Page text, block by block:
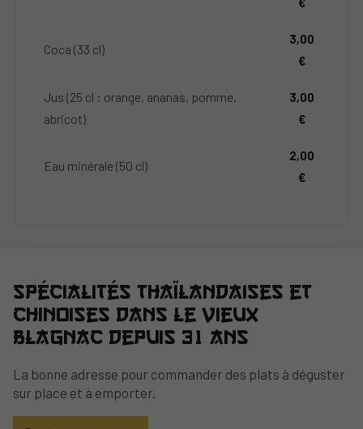
€
Coca (33 cl)
3,00
€
Jus (25 cl : orange, ananas, pomme,
abricot)
3,00
€
Eau minérale (50 cl)
2,00
€
Spécialités thaïlandaises et
chinoises dans le vieux
Blagnac depuis 31 ans
La bonne adresse pour commander des plats à déguster
sur place et à emporter.